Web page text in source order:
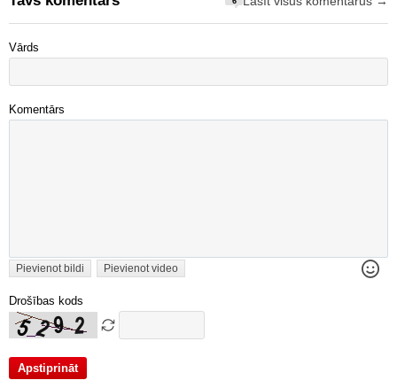
Vārds
Komentārs
Pievienot bildi Pievienot video
Drošības kods